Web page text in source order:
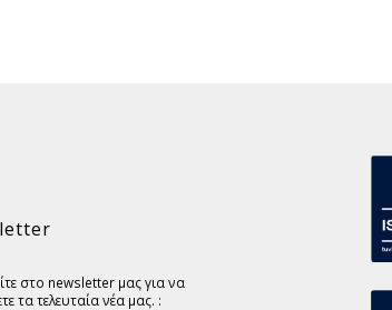
στο newsletter μας για να
τα τελευταία νέα μας. :